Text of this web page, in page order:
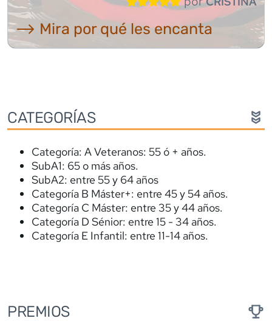
⟶ Mira por qué les encanta
CATEGORÍAS
Categoría: A Veteranos: 55 ó + años.
SubA1: 65 o más años.
SubA2: entre 55 y 64 años
Categoría B Máster+: entre 45 y 54 años.
Categoría C Máster: entre 35 y 44 años.
Categoría D Sénior: entre 15 - 34 años.
Categoría E Infantil: entre 11-14 años.
PREMIOS